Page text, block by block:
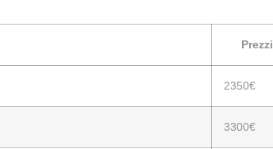
Prezzi
2350€
3300€